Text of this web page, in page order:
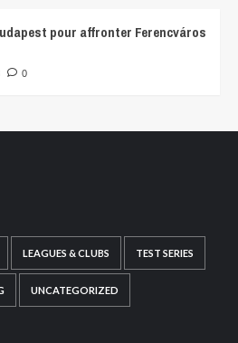
pour affronter Ferencváros
0
LEAGUES & CLUBS TEST SERIES
UNCATEGORIZED